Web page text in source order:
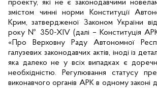
проекту, які не є законодавчими
змістом чинні норми Конституції
Крим, затвердженої Законом України
року № 350-ХІ V (далі – Конституція
«Про Верховну Раду Автономної
галузевих законодавчих актів, іноді із
яка далеко не у всіх випадках є
необхідністю. Регулювання статусу
виконавчого органів АРК в одному законі